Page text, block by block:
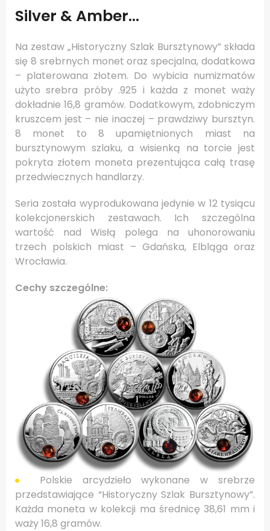
Silver & Amber…
Na zestaw „Historyczny Szlak Bursztynowy” składa
się 8 srebrnych monet oraz specjalna, dodatkowa
– platerowana złotem. Do wybicia numizmatów
użyto srebra próby .925 i każda z monet waży
dokładnie 16,8 gramów. Dodatkowym, zdobniczym
kruszcem jest – nie inaczej – prawdziwy bursztyn.
8 monet to 8 upamiętnionych miast na
bursztynowym szlaku, a wisienką na torcie jest
pokryta złotem moneta prezentująca całą trasę
przedwiecznych handlarzy.
Seria została wyprodukowana jedynie w 12 tysiącu
kolekcjonerskich zestawach. Ich szczególna
wartość nad Wisłą polega na uhonorowaniu
trzech polskich miast – Gdańska, Elbląga oraz
Wrocławia.
Cechy szczególne:
Polskie arcydzieło wykonane w srebrze
przedstawiające “Historyczny Szlak Bursztynowy”.
Każda moneta w kolekcji ma średnicę 38,61 mm i
waży 16,8 gramów.